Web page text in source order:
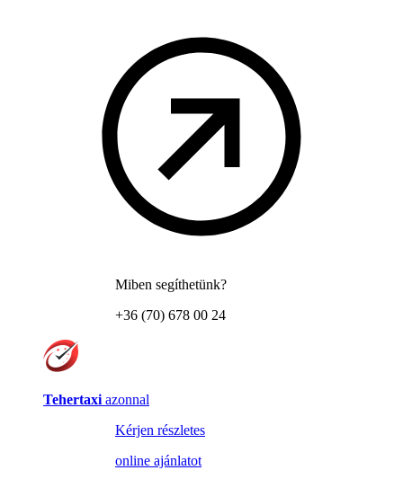
Miben segíthetünk?
+36 (70) 678 00 24
Tehertaxi azonnal
Kérjen részletes
online ajánlatot